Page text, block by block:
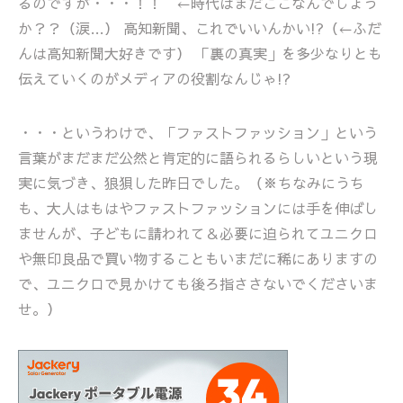
か？？（涙…） 高知新聞、これでいいんかい!?（←ふだ
んは高知新聞大好きです） 「裏の真実」を多少なりとも
伝えていくのがメディアの役割なんじゃ!?
・・・というわけで、「ファストファッション」という
言葉がまだまだ公然と肯定的に語られるらしいという現
実に気づき、狼狽した昨日でした。（※ちなみにうち
も、大人はもはやファストファッションには手を伸ばし
ませんが、子どもに請われて＆必要に迫られてユニクロ
や無印良品で買い物することもいまだに稀にありますの
で、ユニクロで見かけても後ろ指ささないでくださいま
せ。）